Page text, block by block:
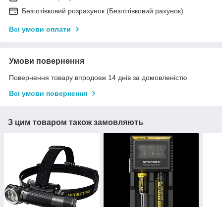
Безготівковий розрахунок (Безготівковий рахунок)
Всі умови оплати
Умови повернення
Повернення товару впродовж 14 днів за домовленістю
Всі умови повернення
З цим товаром також замовляють